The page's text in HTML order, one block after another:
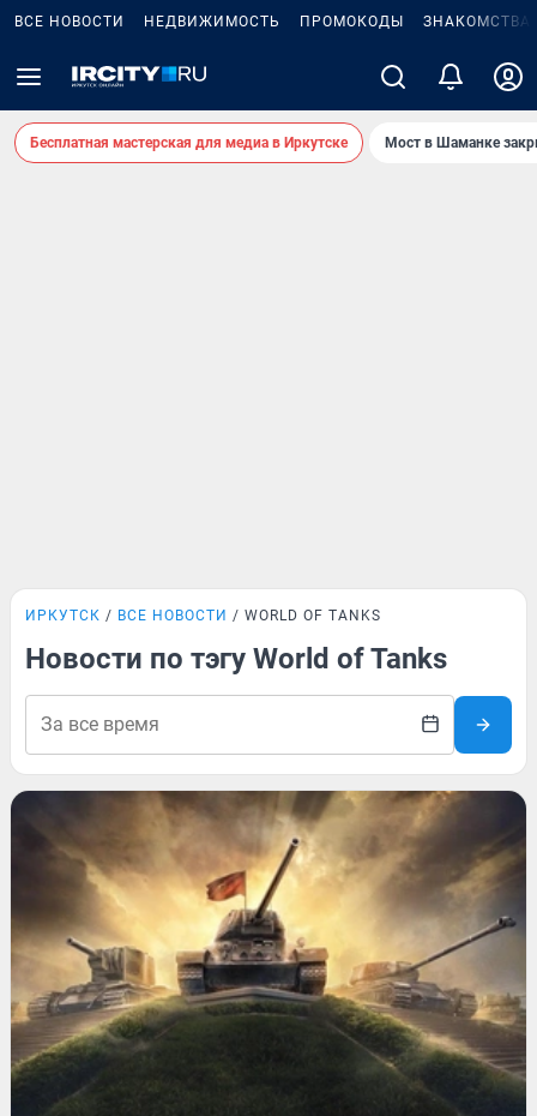
ВСЕ НОВОСТИ НЕДВИЖИМОСТЬ ПРОМОКОДЫ ЗНАКОМСТВА
Бесплатная мастерская для медиа в Иркутске Мост в Шаманке
ИРКУТСК ВСЕ НОВОСТИ WORLD OF TANKS
Новости по тэгу World of Tanks